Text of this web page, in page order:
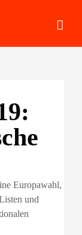
Europawahl,
und